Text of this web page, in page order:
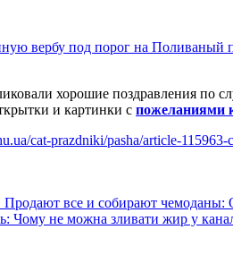
вербу под порог на
хорошие поздравления по
и картинки с пожеланиями
cat-prazdniki/pasha/article-
все и собирают чемоданы:
Чому не можна зливати жир у